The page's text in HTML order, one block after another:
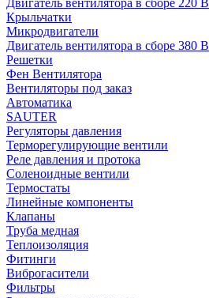
Двигатель вентилятора в сборе 220 В
Крыльчатки
Микродвигатели
Двигатель вентилятора в сборе 380 В
Решетки
Фен Вентилятора
Вентиляторы под заказ
Автоматика
SAUTER
Регуляторы давления
Терморегулирующие вентили
Реле давления и протока
Соленоидные вентили
Термостаты
Линейные компоненты
Клапаны
Труба медная
Теплоизоляция
Фитинги
Виброгасители
Фильтры